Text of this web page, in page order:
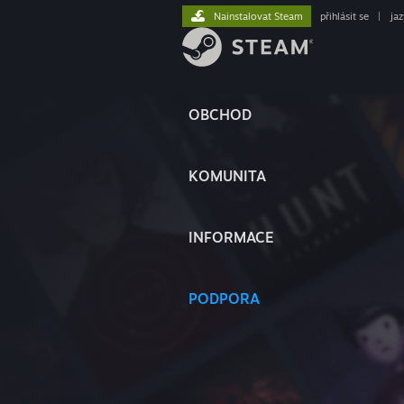
OBCHOD
KOMUNITA
INFORMACE
PODPORA
Nainstalovat Steam přihlásit se